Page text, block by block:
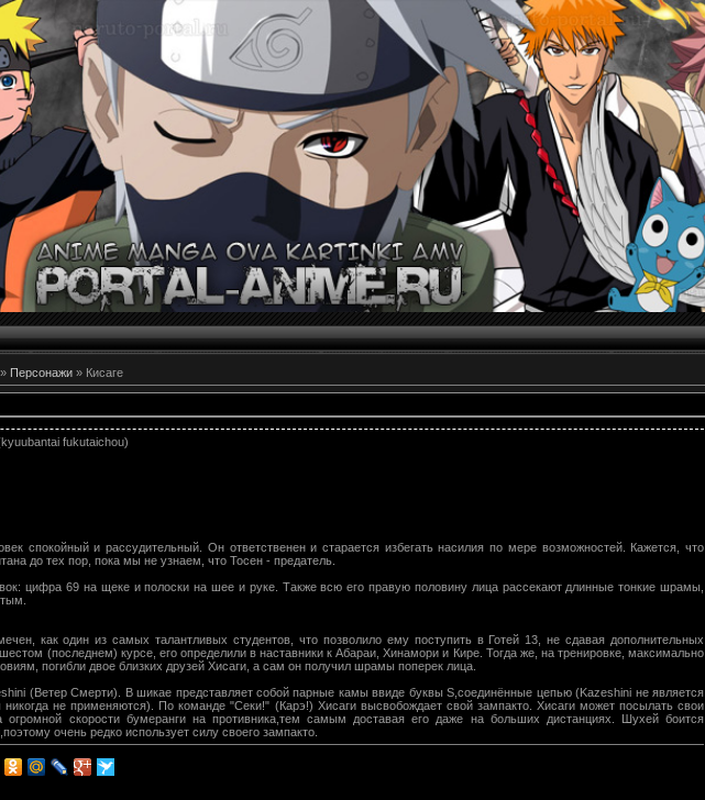
» Персонажи » Кисаге
fukutaichou)
спокойный и рассудительный. Он ответственен и старается избегать насилия по мере возможностей. Кажется, что
до тех пор, пока мы не узнаем, что Тосен - предатель.
цифра 69 на щеке и полоски на шее и руке. Также всю его правую половину лица рассекают длинные тонкие шрамы,
как один из самых талантливых студентов, что позволило ему поступить в Готей 13, не сдавая дополнительных
(последнем) курсе, его определили в наставники к Абараи, Хинамори и Кире. Тогда же, на тренировке, максимально
погибли двое близких друзей Хисаги, а сам он получил шрамы поперек лица.
(Ветер Смерти). В шикае представляет собой парные камы ввиде буквы S,соединённые цепью (Kazeshini не является
никогда не применяются). По команде "Секи!" (Карэ!) Хисаги высвобождает свой зампакто. Хисаги может посылать свои
скорости бумеранги на противника,тем самым доставая его даже на больших дистанциях. Шухей боится
очень редко использует силу своего зампакто.